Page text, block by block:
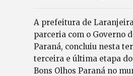
A prefeitura de
parceria com o Governo
Paraná, concluiu nesta
terceira e última etapa
Bons Olhos Paraná no